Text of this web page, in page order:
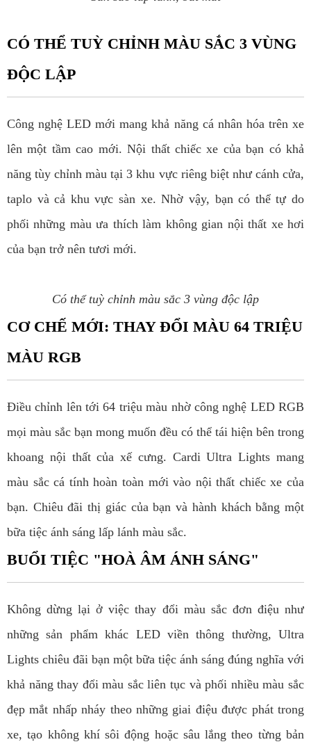
CÓ THỂ TUỲ CHỈNH MÀU SẮC 3 VÙNG
ĐỘC LẬP
Công nghệ LED mới mang khả năng cá nhân hóa trên xe
lên một tầm cao mới. Nội thất chiếc xe của bạn có khả
năng tùy chỉnh màu tại 3 khu vực riêng biệt như cánh cửa,
taplo và cả khu vực sàn xe. Nhờ vậy, bạn có thể tự do
phối những màu ưa thích làm không gian nội thất xe hơi
của bạn trở nên tươi mới.
Có thể tuỳ chỉnh màu sắc 3 vùng độc lập
CƠ CHẾ MỚI: THAY ĐỔI MÀU 64 TRIỆU
MÀU RGB
Điều chỉnh lên tới 64 triệu màu nhờ công nghệ LED RGB
mọi màu sắc bạn mong muốn đều có thể tái hiện bên trong
khoang nội thất của xế cưng. Cardi Ultra Lights mang
màu sắc cá tính hoàn toàn mới vào nội thất chiếc xe của
bạn. Chiêu đãi thị giác của bạn và hành khách bằng một
bữa tiệc ánh sáng lấp lánh màu sắc.
BUỔI TIỆC "HOÀ ÂM ÁNH SÁNG"
Không dừng lại ở việc thay đổi màu sắc đơn điệu như
những sản phẩm khác LED viền thông thường, Ultra
Lights chiêu đãi bạn một bữa tiệc ánh sáng đúng nghĩa với
khả năng thay đổi màu sắc liên tục và phối nhiều màu sắc
đẹp mắt nhấp nháy theo những giai điệu được phát trong
xe, tạo không khí sôi động hoặc sâu lắng theo từng bản